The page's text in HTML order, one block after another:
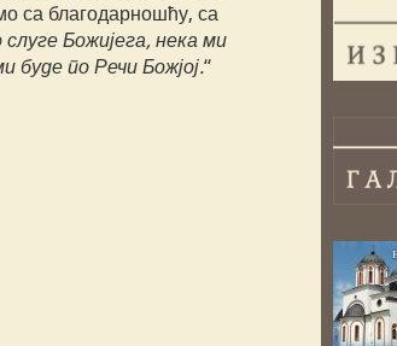
са благодарношћу, са
слуге Божијега, нека ми
буде по Речи Божјој.“